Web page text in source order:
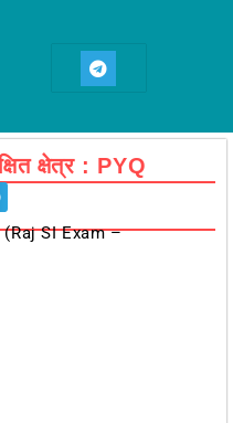
T
e
l
r
a
m
क्षेत्र : PYQ
(Raj SI Exam –